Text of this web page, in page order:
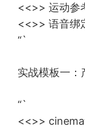
<<>> 运动参
<<>> 语音绑
“`
实战模板一：
“`
<<>>